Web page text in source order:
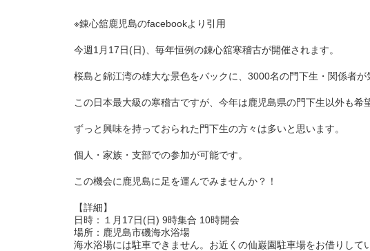
※錬心舘鹿児島のfacebookより引用
今週1月17日(日)、毎年恒例の錬心舘寒稽古が開催されます。
桜島と錦江湾の雄大な景色をバックに、3000名の門下生・関係者が
この日本最大級の寒稽古ですが、今年は鹿児島県の門下生以外も希
ずっと興味を持っておられた門下生の方々は多いと思います。
個人・家族・支部での参加が可能です。
この機会に鹿児島に足を運んでみませんか？！
【詳細】
日時：１月17日(日) 9時集合 10時開会
場所：鹿児島市磯海水浴場
海水浴場には駐車できません。お近くの仙巌園駐車場をお借りし